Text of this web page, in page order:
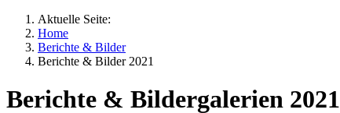
Aktuelle Seite:
Home
Berichte & Bilder
Berichte & Bilder 2021
Berichte & Bildergalerien 2021